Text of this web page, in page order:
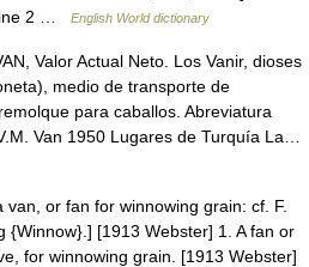
2 …
English World dictionary
Valor Actual Neto. Los Vanir, dioses
medio de transporte de
para caballos. Abreviatura
Van 1950 Lugares de Turquía La…
or fan for winnowing grain: cf. F.
{Winnow}.] [1913 Webster] 1. A fan or
for winnowing grain. [1913 Webster]